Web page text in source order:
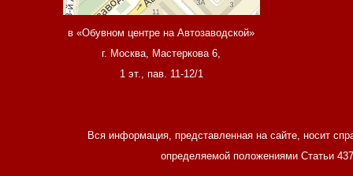
в «Обувном центре на Автозаводской»
г. Москва, Мастеркова 6,
1 эт., пав. 11-12/1
Вся информация, представленная на сайте, носит
определяемой положениями Статьи